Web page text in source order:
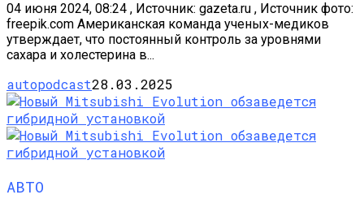
04 июня 2024, 08:24 , Источник: gazeta.ru , Источник фото:
freepik.com Американская команда ученых-медиков
утверждает, что постоянный контроль за уровнями
сахара и холестерина в...
autopodcast28.03.2025
АВТО